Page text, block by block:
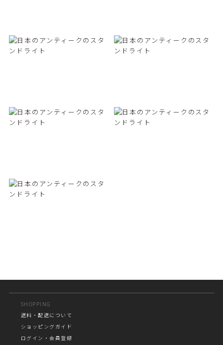
SHOPPING
送料・配送について
ショッピングガイド
ログイン・会員登録